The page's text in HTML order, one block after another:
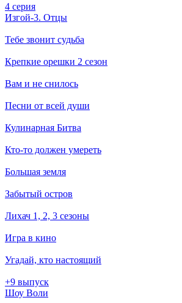
4 серия
Изгой-3. Отцы
Тебе звонит судьба
Крепкие орешки 2 сезон
Вам и не снилось
Песни от всей души
Кулинарная Битва
Кто-то должен умереть
Большая земля
Забытый остров
Лихач 1, 2, 3 сезоны
Игра в кино
Угадай, кто настоящий
+9 выпуск
Шоу Воли